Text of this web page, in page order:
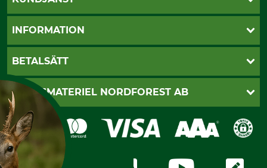
Öppettider
Vanliga frågor
Cookie-inställningar
INFORMATION
Butik Vansbro
Katalogbeställning
Sagverkskatalog
Köpvillkor - 2025-06-18
Dataskydd
Integritetspolicy
Ångerrätt
BETALSÄTT
Klarna
Faktura
Swish
SKOGSMATERIEL NORDFOREST AB
Om oss
GRUBE-Gruppen
Företagsuppgifter
Karriär